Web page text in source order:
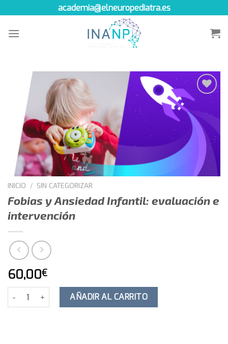
to
content
academia@elneuropediatra.es
Añadir
a la
lista de
deseos
INICIO / SIN CATEGORIZAR
Fobias y Ansiedad Infantil: evaluación e
intervención
60,00€
Fobias y Ansiedad Infantil: evaluación e intervención cantidad
AÑADIR AL CARRITO